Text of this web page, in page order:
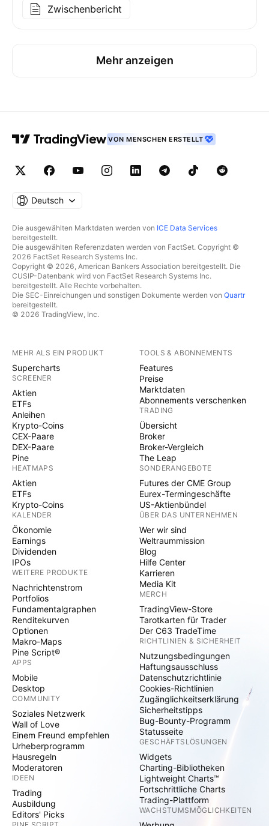
Zwischenbericht
Mehr anzeigen
VON MENSCHEN ERSTELLT
Deutsch
Die ausgewählten Marktdaten werden von ICE Data Services
bereitgestellt.
Die ausgewählten Referenzdaten werden von FactSet. Copyright ©
2026 FactSet Research Systems Inc.
Copyright © 2026, American Bankers Association bereitgestellt. Die
CUSIP-Datenbank wird von FactSet Research Systems Inc.
bereitgestellt. Alle Rechte vorbehalten.
Die SEC-Einreichungen und sonstigen Dokumente werden von Quartr
bereitgestellt.
© 2026 TradingView, Inc.
MEHR ALS EIN PRODUKT
Supercharts
SCREENER
Aktien
ETFs
Anleihen
Krypto-Coins
CEX-Paare
DEX-Paare
Pine
HEATMAPS
Aktien
ETFs
Krypto-Coins
KALENDER
Ökonomie
Earnings
Dividenden
IPOs
WEITERE PRODUKTE
Nachrichtenstrom
Portfolios
Fundamentalgraphen
Renditekurven
Optionen
Makro-Maps
Pine Script®
APPS
Mobile
Desktop
COMMUNITY
Soziales Netzwerk
Wall of Love
Einem Freund empfehlen
Urheberprogramm
Hausregeln
Moderatoren
IDEEN
Trading
Ausbildung
Editors' Picks
TOOLS & ABONNEMENTS
Features
Preise
Marktdaten
Abonnements verschenken
TRADING
Übersicht
Broker
Broker-Vergleich
The Leap
SONDERANGEBOTE
Futures der CME Group
Eurex-Termingeschäfte
US-Aktienbündel
ÜBER DAS UNTERNEHMEN
Wer wir sind
Weltraummission
Blog
Hilfe Center
Karrieren
Media Kit
MERCH
TradingView-Store
Tarotkarten für Trader
Der C63 TradeTime
RICHTLINIEN & SICHERHEIT
Nutzungsbedingungen
Haftungsausschluss
Datenschutzrichtlinie
Cookies-Richtlinien
Zugänglichkeitserklärung
Sicherheitstipps
Bug-Bounty-Programm
Statusseite
GESCHÄFTSLÖSUNGEN
Widgets
Charting-Bibliotheken
Lightweight Charts™
Fortschrittliche Charts
Trading-Plattform
WACHSTUMSMÖGLICHKEITEN